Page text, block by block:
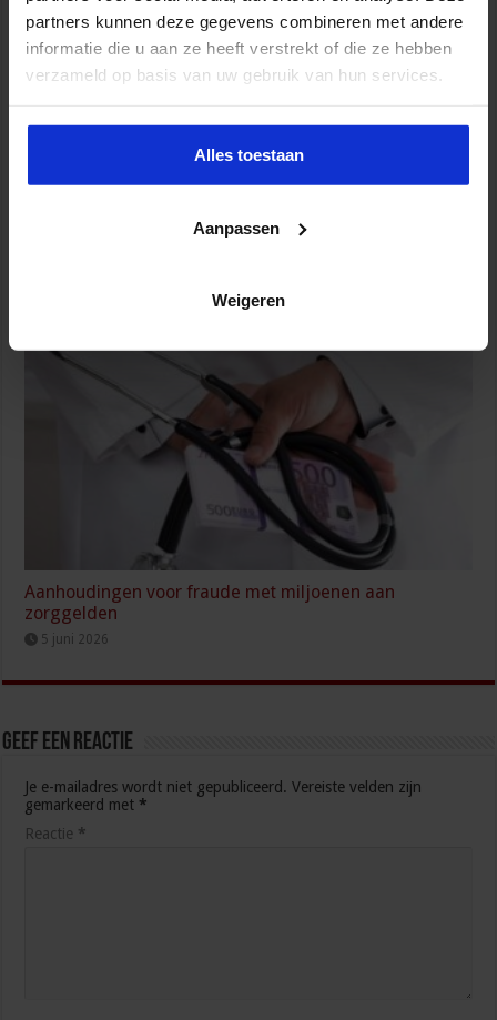
partners kunnen deze gegevens combineren met andere
informatie die u aan ze heeft verstrekt of die ze hebben
verzameld op basis van uw gebruik van hun services.
Alles toestaan
Aanpassen
Weigeren
Aanhoudingen voor fraude met miljoenen aan
zorggelden
5 juni 2026
Geef een reactie
Je e-mailadres wordt niet gepubliceerd. Vereiste velden zijn
gemarkeerd met *
Reactie *